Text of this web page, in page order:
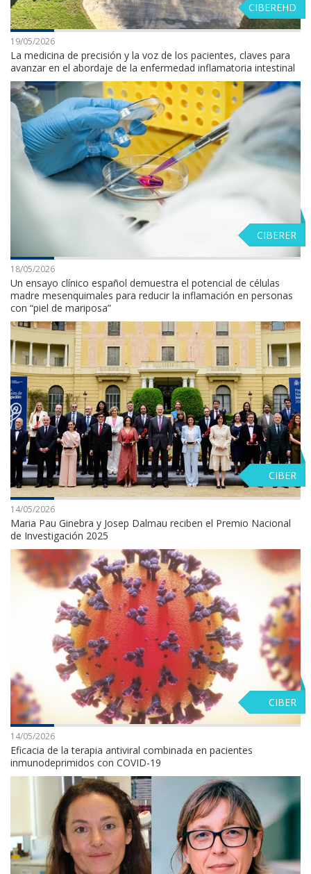
CIBEREHD
19/05/2026
La medicina de precisión y la voz de los pacientes, claves para
avanzar en el abordaje de la enfermedad inflamatoria intestinal
CIBERER
18/05/2026
Un ensayo clínico español demuestra el potencial de células
madre mesenquimales para reducir la inflamación en personas
con “piel de mariposa”
CIBER
14/05/2026
Maria Pau Ginebra y Josep Dalmau reciben el Premio Nacional
de Investigación 2025
CIBER
14/05/2026
Eficacia de la terapia antiviral combinada en pacientes
inmunodeprimidos con COVID-19